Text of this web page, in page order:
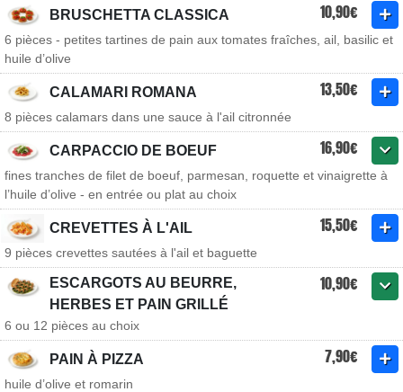
BRUSCHETTA CLASSICA 10,90€
6 pièces - petites tartines de pain aux tomates fraîches, ail, basilic et
huile d’olive
CALAMARI ROMANA 13,50€
8 pièces calamars dans une sauce à l'ail citronnée
CARPACCIO DE BOEUF 16,90€
fines tranches de filet de boeuf, parmesan, roquette et vinaigrette à
l’huile d’olive - en entrée ou plat au choix
CREVETTES À L'AIL 15,50€
9 pièces crevettes sautées à l'ail et baguette
ESCARGOTS AU BEURRE,
HERBES ET PAIN GRILLÉ
10,90€
6 ou 12 pièces au choix
PAIN À PIZZA 7,90€
huile d’olive et romarin